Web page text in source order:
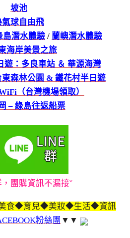
坡池
氣球自由飛
島潛水體驗 / 蘭嶼潛水體驗
海岸美景之旅
遊：多良車站 ＆ 華源海灣
森林公園 & 鐵花村半日遊
（台灣機場領取）
– 綠島往返船票
，團購資訊不漏接ˇ
食◆育兒◆美妝◆生活◆資訊
粉絲團 ▼▼